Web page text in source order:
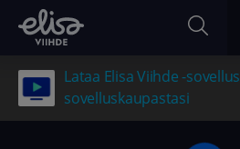
Lataa Elisa Viihde -sovellus
sovelluskaupastasi